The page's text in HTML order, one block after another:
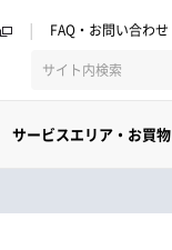
FAQ・お問い合わせ
サービスエリア・お買物